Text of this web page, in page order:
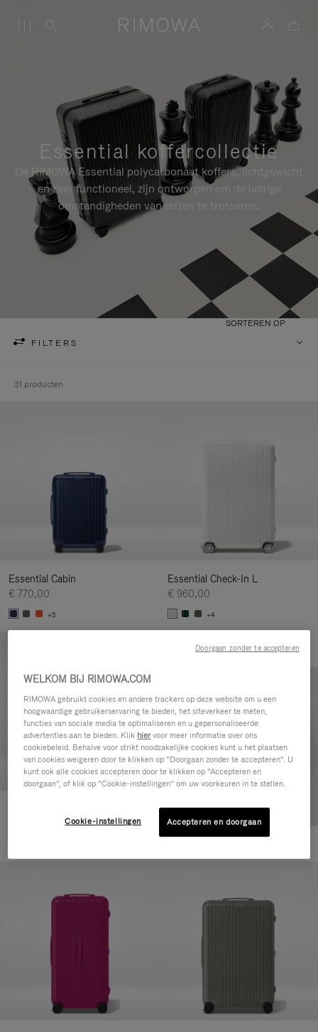
Essential koffercollectie
De RIMOWA Essential polycarbonaat koffers, lichtgewicht
en zeer functioneel, zijn ontworpen om de lastige
omstandigheden van reizen te trotseren.
FILTERS
SORTEREN OP
31 producten
Essential Cabin
€ 770,00
+5
Essential Check-In L
€ 960,00
+4
WELKOM BIJ RIMOWA.COM
RIMOWA gebruikt cookies en andere trackers op deze website om u een
hoogwaardige gebruikerservaring te bieden, het siteverkeer te meten,
functies van sociale media te optimaliseren en u gepersonaliseerde
advertenties aan te bieden. Klik hiervoor meer informatie over ons
cookiebeleid. Behalve voor strikt noodzakelijke cookies kunt u het plaatsen
van cookies weigeren door te klikken op “Doorgaan zonder te accepteren”. U
kunt ook alle cookies accepteren door te klikken op “Accepteren en
doorgaan”, of klik op “Cookie-instellingen” om uw voorkeuren in te stellen.
Cookie-instellingen Accepteren en doorgaan
Doorgaan zonder te accepteren